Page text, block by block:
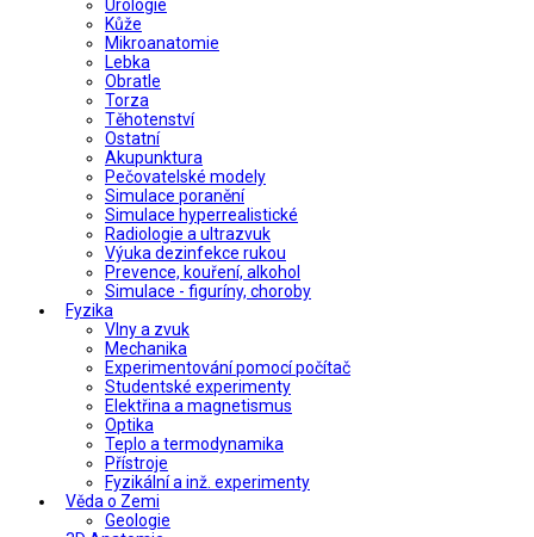
Urologie
Kůže
Mikroanatomie
Lebka
Obratle
Torza
Těhotenství
Ostatní
Akupunktura
Pečovatelské modely
Simulace poranění
Simulace hyperrealistické
Radiologie a ultrazvuk
Výuka dezinfekce rukou
Prevence, kouření, alkohol
Simulace - figuríny, choroby
Fyzika
Vlny a zvuk
Mechanika
Experimentování pomocí počítač
Studentské experimenty
Elektřina a magnetismus
Optika
Teplo a termodynamika
Přístroje
Fyzikální a inž. experimenty
Věda o Zemi
Geologie